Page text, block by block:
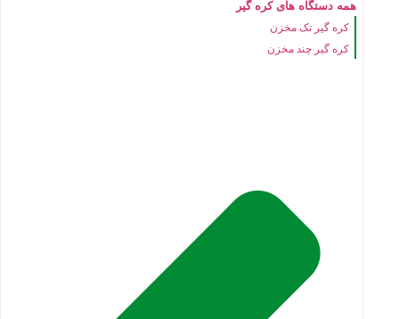
همه دستگاه های کره گیر
کره گیر تک مخزن
کره گیر چند مخزن